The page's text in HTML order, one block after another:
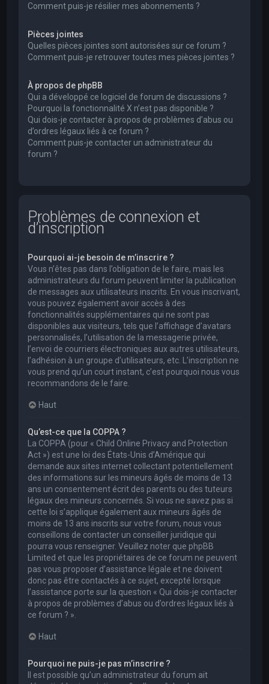
Comment puis-je résilier mes abonnements ?
Pièces jointes
Quelles pièces jointes sont autorisées sur ce forum ?
Comment puis-je retrouver toutes mes pièces jointes ?
À propos de phpBB
Qui a développé ce logiciel de forum de discussions ?
Pourquoi la fonctionnalité X n’est pas disponible ?
Qui dois-je contacter à propos de problèmes d’abus ou
d’ordres légaux liés à ce forum ?
Comment puis-je contacter un administrateur du
forum ?
Problèmes de connexion et
d’inscription
Pourquoi ai-je besoin de m’inscrire ?
Vous n’êtes pas dans l’obligation de le faire, mais les
administrateurs du forum peuvent limiter la publication
de messages aux utilisateurs inscrits. En vous inscrivant,
vous pouvez également avoir accès à des
fonctionnalités supplémentaires qui ne sont pas
disponibles aux visiteurs, tels que l’affichage d’avatars
personnalisés, l’utilisation de la messagerie privée,
l’envoi de courriers électroniques aux autres utilisateurs,
l’adhésion à un groupe d’utilisateurs, etc. L’inscription ne
vous prend qu’un court instant, c’est pourquoi nous vous
recommandons de le faire.
Haut
Qu’est-ce que la COPPA ?
La COPPA (pour « Child Online Privacy and Protection
Act ») est une loi des États-Unis d’Amérique qui
demande aux sites internet collectant potentiellement
des informations sur les mineurs âgés de moins de 13
ans un consentement écrit des parents ou des tuteurs
légaux des mineurs concernés. Si vous ne savez pas si
cette loi s’applique également aux mineurs âgés de
moins de 13 ans inscrits sur votre forum, nous vous
conseillons de contacter un conseiller juridique qui
pourra vous renseigner. Veuillez noter que phpBB
Limited et que les propriétaires de ce forum ne peuvent
pas vous proposer d’assistance légale et ne doivent
donc pas être contactés à ce sujet, excepté lorsque
l’assistance porte sur la question « Qui dois-je contacter
à propos de problèmes d’abus ou d’ordres légaux liés à
ce forum ? ».
Haut
Pourquoi ne puis-je pas m’inscrire ?
Il est possible qu’un administrateur du forum ait